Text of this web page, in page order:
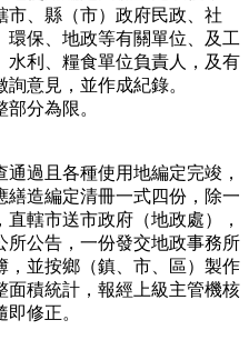
市、縣（市）政府民政、社
環保、地政等有關單位、及工
水利、糧食單位負責人，及有
意見，並作成紀錄。
分為限。
過且各種使用地編定完竣，
繕造編定清冊一式四份，除一
轄市送市政府（地政處），
所公告，一份發交地政事務所
，並按鄉（鎮、市、區）製作
面積統計，報經上級主管機核
修正。